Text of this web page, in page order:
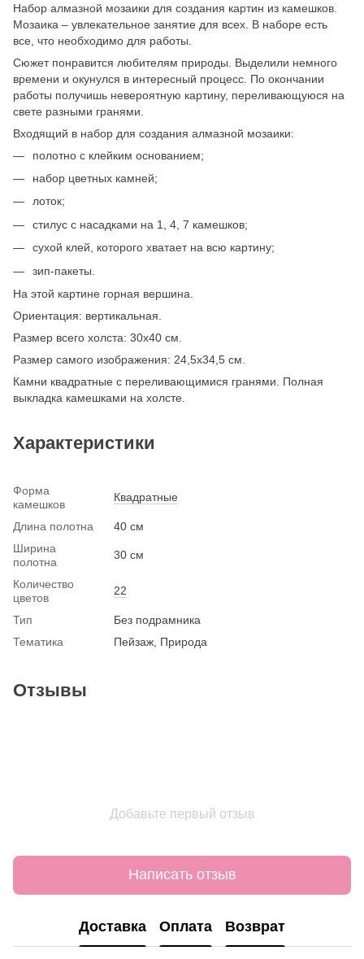
Набор алмазной мозаики для создания картин из камешков.
Мозаика – увлекательное занятие для всех. В наборе есть
все, что необходимо для работы.
Сюжет понравится любителям природы. Выделили немного
времени и окунулся в интересный процесс. По окончании
работы получишь невероятную картину, переливающуюся на
свете разными гранями.
Входящий в набор для создания алмазной мозаики:
полотно с клейким основанием;
набор цветных камней;
лоток;
стилус с насадками на 1, 4, 7 камешков;
сухой клей, которого хватает на всю картину;
зип-пакеты.
На этой картине горная вершина.
Ориентация: вертикальная.
Размер всего холста: 30х40 см.
Размер самого изображения: 24,5х34,5 см.
Камни квадратные с переливающимися гранями. Полная
выкладка камешками на холсте.
Характеристики
Форма
камешков
Квадратные
Длина полотна
40 см
Ширина
полотна
30 см
Количество
цветов
22
Тип
Без подрамника
Тематика
Пейзаж, Природа
Отзывы
Добавьте первый отзыв
Написать отзыв
Доставка Оплата Возврат